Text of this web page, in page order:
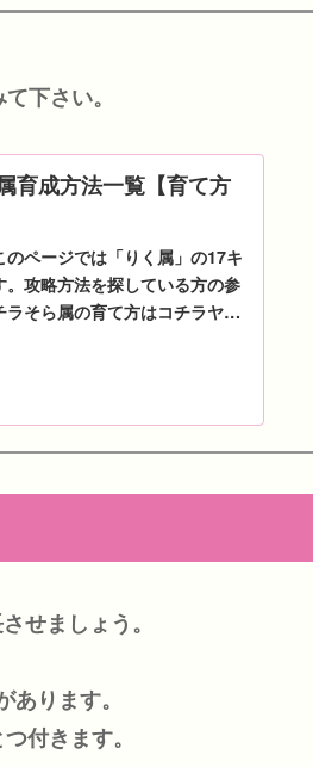
下さい。
育成方法一覧【育て方
ページでは「りく属」の17キ
攻略方法を探している方の参
そら属の育て方はコチラヤン
せましょう。
ります。
付きます。